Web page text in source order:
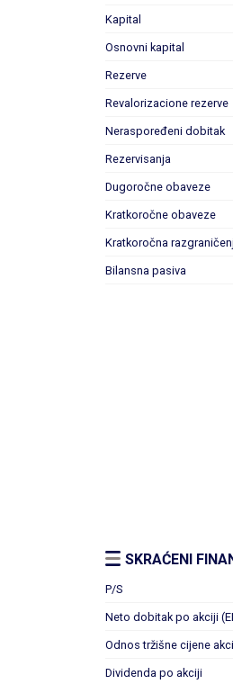
Kapital
Osnovni kapital
Rezerve
Revalorizacione rezerve
Neraspoređeni dobitak
Rezervisanja
Dugoročne obaveze
Kratkoročne obaveze
Kratkoročna
Bilansna pasiva
SKRAĆENI
P/S
Neto dobitak po akciji
Odnos tržišne cijene
Dividenda po akciji